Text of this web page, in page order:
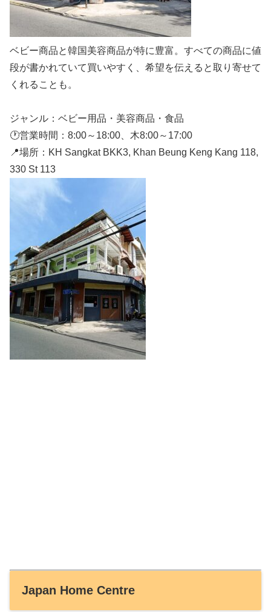
ベビー商品と韓国美容商品が特に豊富。すべての商品に値
段が書かれていて買いやすく、希望を伝えると取り寄せて
くれることも。
ジャンル：ベビー用品・美容商品・食品
🕐営業時間：8:00～18:00、木8:00～17:00
📍場所：KH Sangkat BKK3, Khan Beung Keng Kang 118,
330 St 113
Japan Home Centre